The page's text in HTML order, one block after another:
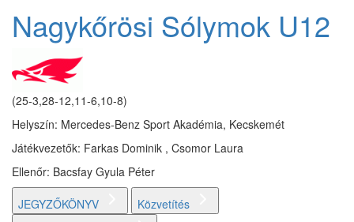
Nagykőrösi Sólymok U12
(25-3,28-12,11-6,10-8)
Helyszín: Mercedes-Benz Sport Akadémia, Kecskemét
Játékvezetők: Farkas Dominik , Csomor Laura
Ellenőr: Bacsfay Gyula Péter
JEGYZŐKÖNYV
Közvetítés